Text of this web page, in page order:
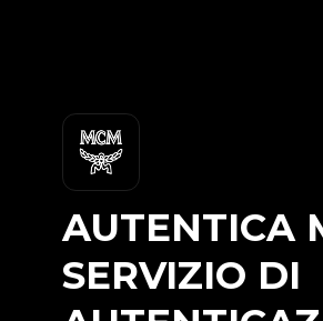
AUTENTICA
SERVIZIO DI